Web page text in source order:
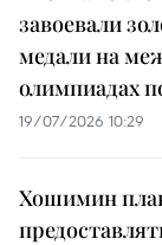
завоевали
медали на
олимпиадах
19/07/2026 10:29
Хошимин